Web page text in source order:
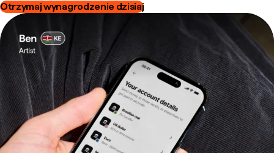
Otrzymaj wynagrodzenie dzisiaj